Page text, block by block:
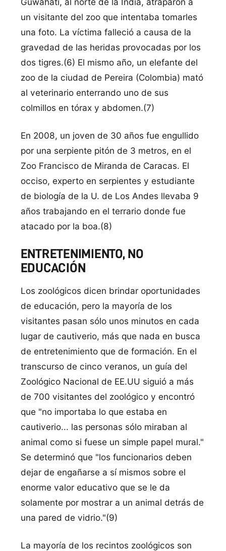
un visitante del zoo que intentaba tomarles
una foto. La víctima falleció a causa de la
gravedad de las heridas provocadas por los
dos tigres.(6) El mismo año, un elefante del
zoo de la ciudad de Pereira (Colombia) mató
al veterinario enterrando uno de sus
colmillos en tórax y abdomen.(7)
En 2008, un joven de 30 años fue engullido
por una serpiente pitón de 3 metros, en el
Zoo Francisco de Miranda de Caracas. El
occiso, experto en serpientes y estudiante
de biología de la U. de Los Andes llevaba 9
años trabajando en el terrario donde fue
atacado por la boa.(8)
ENTRETENIMIENTO, NO
EDUCACIÓN
Los zoológicos dicen brindar oportunidades
de educación, pero la mayoría de los
visitantes pasan sólo unos minutos en cada
lugar de cautiverio, más que nada en busca
de entretenimiento que de formación. En el
transcurso de cinco veranos, un guía del
Zoológico Nacional de EE.UU siguió a más
de 700 visitantes del zoológico y encontró
que "no importaba lo que estaba en
cautiverio... las personas sólo miraban al
animal como si fuese un simple papel mural."
Se determinó que "los funcionarios deben
dejar de engañarse a sí mismos sobre el
enorme valor educativo que se le da
solamente por mostrar a un animal detrás de
una pared de vidrio."(9)
La mayoría de los recintos zoológicos son